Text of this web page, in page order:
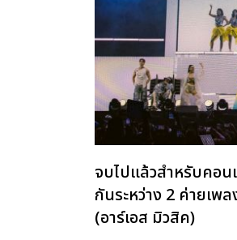
จบไปแล้วสำหรับคอ
กันระหว่าง 2 ค่ายเพ
(อาร์เอส มิวสิค)